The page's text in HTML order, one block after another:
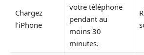
Chargez
l’iPhone
votre téléphone
pendant au
moins 30
minutes.